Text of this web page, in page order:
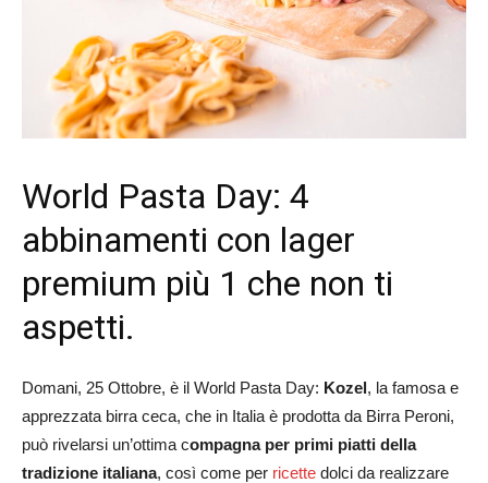
World Pasta Day: 4
abbinamenti con lager
premium più 1 che non ti
aspetti.
Domani, 25 Ottobre, è il World Pasta Day: Kozel, la famosa e
apprezzata birra ceca, che in Italia è prodotta da Birra Peroni,
può rivelarsi un’ottima compagna per primi piatti della
tradizione italiana, così come per ricette dolci da realizzare